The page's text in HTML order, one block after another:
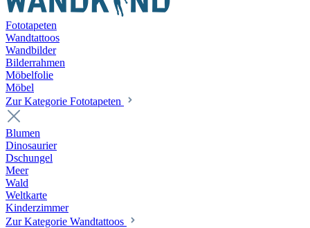
Fototapeten
Wandtattoos
Wandbilder
Bilderrahmen
Möbelfolie
Möbel
Zur Kategorie Fototapeten
Blumen
Dinosaurier
Dschungel
Meer
Wald
Weltkarte
Kinderzimmer
Zur Kategorie Wandtattoos